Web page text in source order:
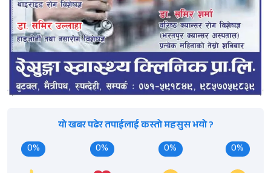
यो खबर पढेर तपाईलाई कस्तो महसुस भयो ?
0%
0% 0% 0%